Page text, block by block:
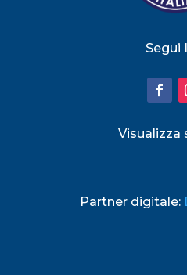
Segui
Visualizza
Partner digitale: